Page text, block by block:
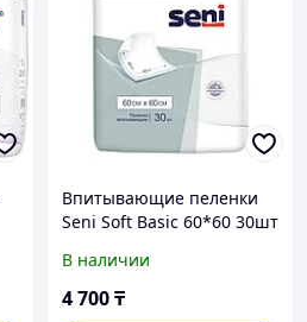
Впитывающие пеленки
Seni Soft Basic 60*60 30шт
В наличии
4 700₸